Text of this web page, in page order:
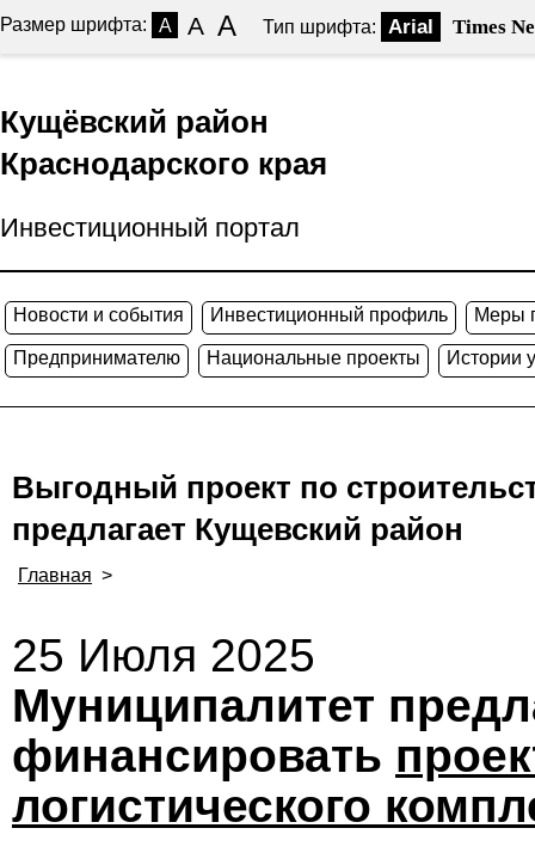
Размер шрифта: A A A Тип шрифта: Arial Times
Кущёвский район
Краснодарского края
Инвестиционный портал
Новости и события Инвестиционный профиль Меры
Предпринимателю Национальные проекты Истории
Выгодный проект по
предлагает Кущевский район
Главная >
25 Июля 2025
Муниципалитет
финансировать
логистического